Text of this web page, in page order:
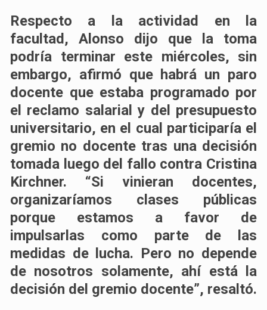
Respecto a la actividad en la
facultad, Alonso dijo que la toma
podría terminar este miércoles, sin
embargo, afirmó que habrá un paro
docente que estaba programado por
el reclamo salarial y del presupuesto
universitario, en el cual participaría el
gremio no docente tras una decisión
tomada luego del fallo contra Cristina
Kirchner. “Si vinieran docentes,
organizaríamos clases públicas
porque estamos a favor de
impulsarlas como parte de las
medidas de lucha. Pero no depende
de nosotros solamente, ahí está la
decisión del gremio docente”, resaltó.